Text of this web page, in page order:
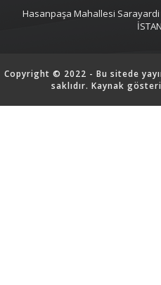
Hasanpaşa Mahallesi Sarayardi
Copyright © 2022 - Bu sitede
saklıdır. Kaynak